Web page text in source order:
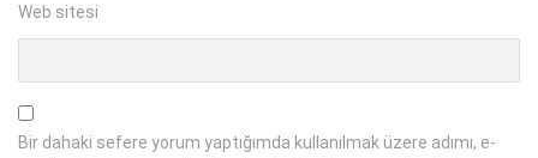
Web sitesi
Bir dahaki sefere yorum yaptığımda kullanılmak üzere adımı, e-